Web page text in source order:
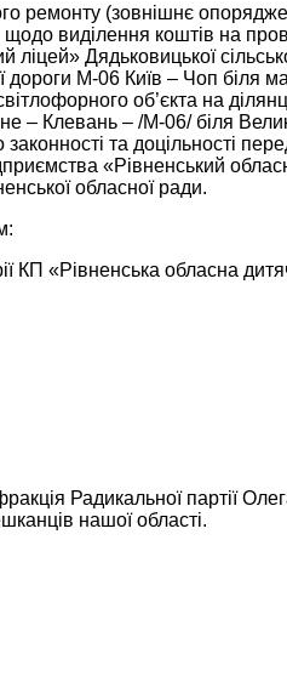
ремонту (зовнішнє
виділення коштів на
ліцей» Дядьковицької
дороги М-06 Київ – Чоп біля
об’єкта на
– Клевань – /М-06/ біля
та доцільності
«Рівненський
обласної ради.
КП «Рівненська обласна
Радикальної партії
нашої області.